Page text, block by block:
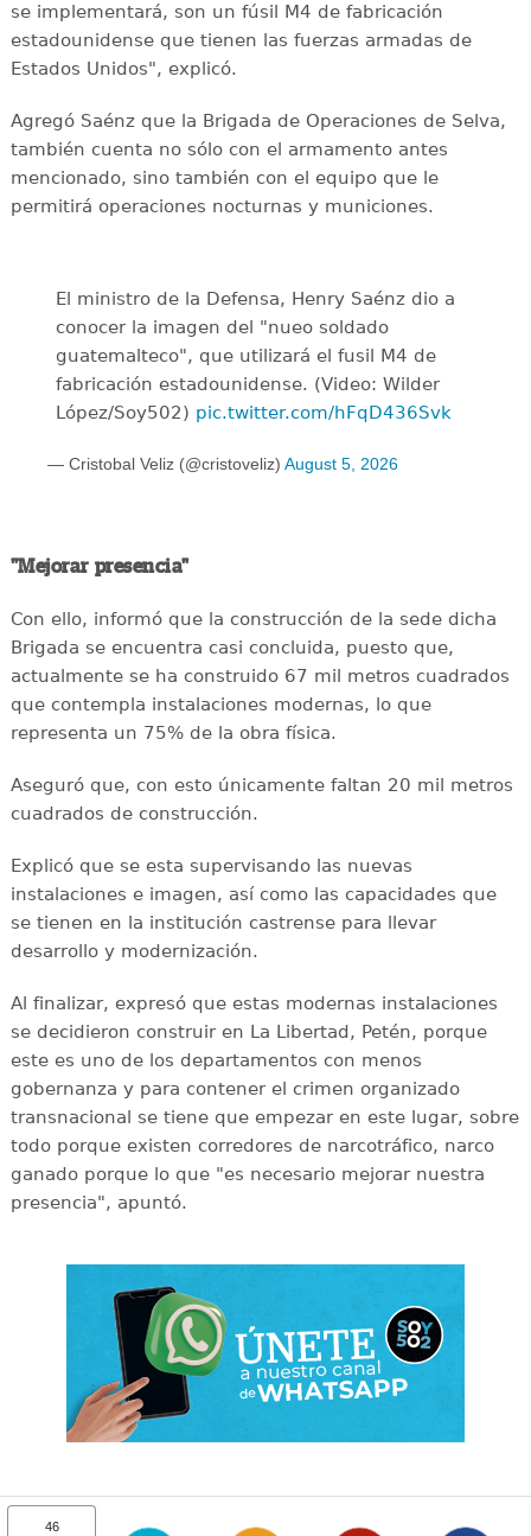
se implementará, son un fúsil M4 de fabricación
estadounidense que tienen las fuerzas armadas de
Estados Unidos", explicó.
Agregó Saénz que la Brigada de Operaciones de Selva,
también cuenta no sólo con el armamento antes
mencionado, sino también con el equipo que le
permitirá operaciones nocturnas y municiones.
El ministro de la Defensa, Henry Saénz dio a
conocer la imagen del "nueo soldado
guatemalteco", que utilizará el fusil M4 de
fabricación estadounidense. (Video: Wilder
López/Soy502) pic.twitter.com/hFqD436Svk
— Cristobal Veliz (@cristoveliz) August 5, 2026
"Mejorar presencia"
Con ello, informó que la construcción de la sede dicha
Brigada se encuentra casi concluida, puesto que,
actualmente se ha construido 67 mil metros cuadrados
que contempla instalaciones modernas, lo que
representa un 75% de la obra física.
Aseguró que, con esto únicamente faltan 20 mil metros
cuadrados de construcción.
Explicó que se esta supervisando las nuevas
instalaciones e imagen, así como las capacidades que
se tienen en la institución castrense para llevar
desarrollo y modernización.
Al finalizar, expresó que estas modernas instalaciones
se decidieron construir en La Libertad, Petén, porque
este es uno de los departamentos con menos
gobernanza y para contener el crimen organizado
transnacional se tiene que empezar en este lugar, sobre
todo porque existen corredores de narcotráfico, narco
ganado porque lo que "es necesario mejorar nuestra
presencia", apuntó.
46